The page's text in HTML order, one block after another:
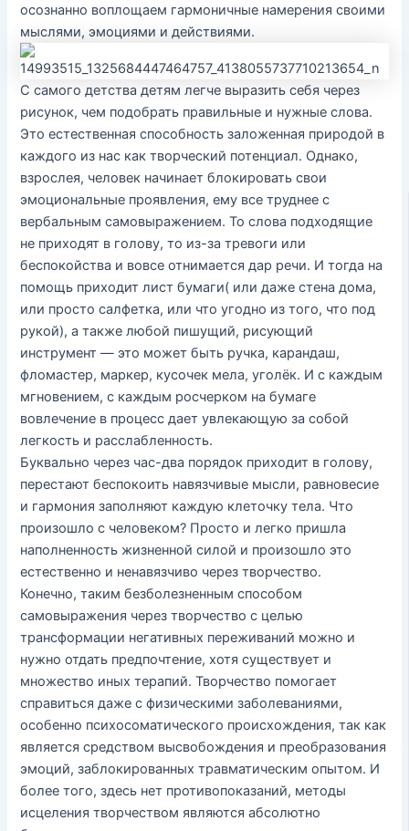
осознанно воплощаем гармоничные намерения своими
мыслями, эмоциями и действиями.
С самого детства детям легче выразить себя через
рисунок, чем подобрать правильные и нужные слова.
Это естественная способность заложенная природой в
каждого из нас как творческий потенциал. Однако,
взрослея, человек начинает блокировать свои
эмоциональные проявления, ему все труднее с
вербальным самовыражением. То слова подходящие
не приходят в голову, то из-за тревоги или
беспокойства и вовсе отнимается дар речи. И тогда на
помощь приходит лист бумаги( или даже стена дома,
или просто салфетка, или что угодно из того, что под
рукой), а также любой пишущий, рисующий
инструмент — это может быть ручка, карандаш,
фломастер, маркер, кусочек мела, уголёк. И с каждым
мгновением, с каждым росчерком на бумаге
вовлечение в процесс дает увлекающую за собой
легкость и расслабленность.
Буквально через час-два порядок приходит в голову,
перестают беспокоить навязчивые мысли, равновесие
и гармония заполняют каждую клеточку тела. Что
произошло с человеком? Просто и легко пришла
наполненность жизненной силой и произошло это
естественно и ненавязчиво через творчество.
Конечно, таким безболезненным способом
самовыражения через творчество с целью
трансформации негативных переживаний можно и
нужно отдать предпочтение, хотя существует и
множество иных терапий. Творчество помогает
справиться даже с физическими заболеваниями,
особенно психосоматического происхождения, так как
является средством высвобождения и преобразования
эмоций, заблокированных травматическим опытом. И
более того, здесь нет противопоказаний, методы
исцеления творчеством являются абсолютно